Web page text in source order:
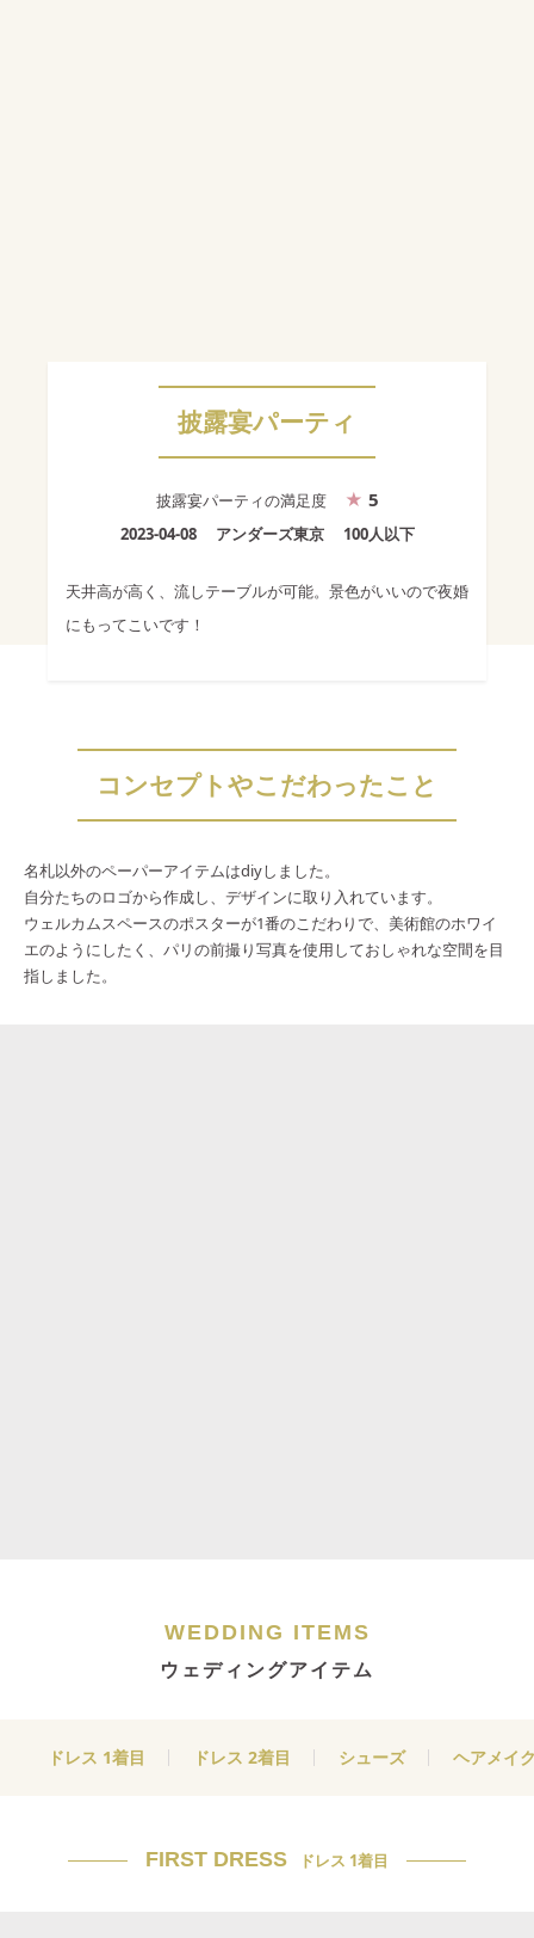
披露宴パーティ
披露宴パーティの満足度 5
2023-04-08 アンダーズ東京 100人以下
天井高が高く、流しテーブルが可能。景色がいいので夜婚
にもってこいです！
コンセプトやこだわったこと
名札以外のペーパーアイテムはdiyしました。
自分たちのロゴから作成し、デザインに取り入れています。
ウェルカムスペースのポスターが1番のこだわりで、美術館のホワイ
エのようにしたく、パリの前撮り写真を使用しておしゃれな空間を目
指しました。
WEDDING ITEMS
ウェディングアイテム
ドレス 1着目 ドレス 2着目 シューズ ヘアメイ
FIRST DRESS ドレス 1着目